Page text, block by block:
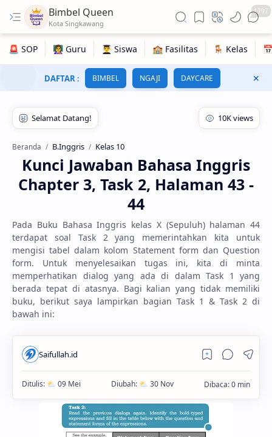
Bimbel Queen 1797
DAFTAR : BIMBEL NGAJI DAYCARE
Beranda B.Inggris Kelas 10
Kunci Jawaban Bahasa Inggris
Chapter 3, Task 2, Halaman 43 -
44
Pada Buku Bahasa Inggris kelas X (Sepuluh) halaman 44
terdapat soal Task 2 yang memerintahkan kita untuk
mengisi tabel dalam kolom Statement form dan Question
form. Untuk menyelesaikan tugas ini, kita di minta
memperhatikan dialog yang ada di dalam Task 1 yang
berada tepat di atasnya. Bagi kalian yang tidak memiliki
buku, berikut saya lampirkan bagian Task 1 & Task 2 di
bawah ini: